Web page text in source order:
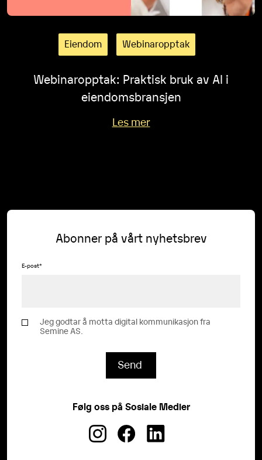
Eiendom Webinaropptak
Webinaropptak: Praktisk bruk av AI i
eiendomsbransjen
Les mer
Abonner på vårt nyhetsbrev
E-post*
Jeg godtar å motta digital kommunikasjon fra
Semine AS.
Følg oss på Sosiale Medier